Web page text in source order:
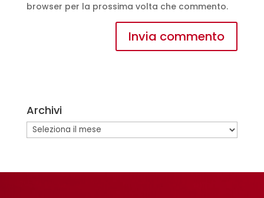
browser per la prossima volta che commento.
r
n
a
Archivi
Archivi